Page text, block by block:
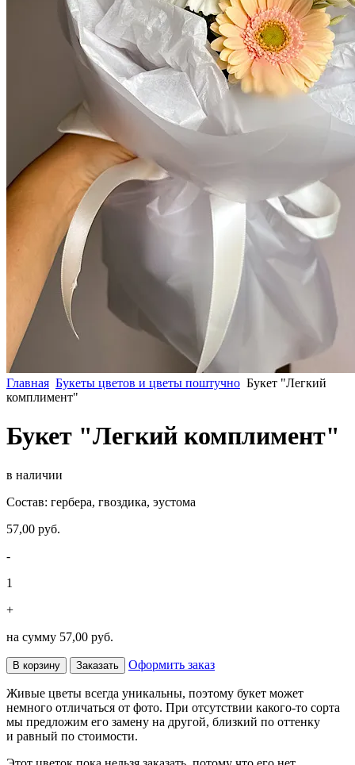
Главная Букеты цветов и цветы поштучно Букет "Легкий
комплимент"
Букет "Легкий комплимент"
в наличии
Состав: гербера, гвоздика, эустома
57,00 руб.
-
1
+
на сумму 57,00 руб.
В корзину Заказать Оформить заказ
Живые цветы всегда уникальны, поэтому букет может
немного отличаться от фото. При отсутствии какого-то сорта
мы предложим его замену на другой, близкий по оттенку
и равный по стоимости.